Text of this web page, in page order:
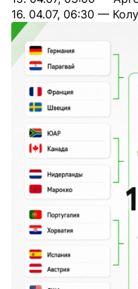
16. 04.07, 06:30 —